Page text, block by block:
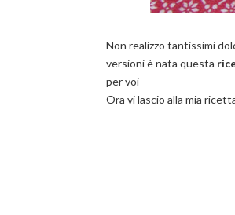
Non realizzo tantissimi
versioni è nata questa
per voi
Ora vi lascio alla mia